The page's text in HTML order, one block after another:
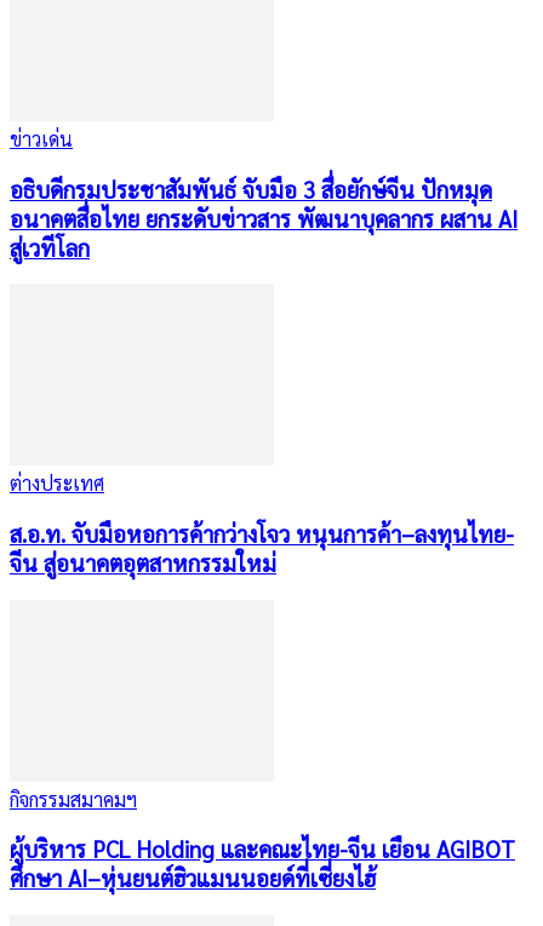
ข่าวเด่น
อธิบดีกรมประชาสัมพันธ์ จับมือ 3 สื่อยักษ์จีน ปักหมุด
อนาคตสื่อไทย ยกระดับข่าวสาร พัฒนาบุคลากร ผสาน AI
สู่เวทีโลก
ต่างประเทศ
ส.อ.ท. จับมือหอการค้ากว่างโจว หนุนการค้า–ลงทุนไทย-
จีน สู่อนาคตอุตสาหกรรมใหม่
กิจกรรมสมาคมฯ
ผู้บริหาร PCL Holding และคณะไทย-จีน เยือน AGIBOT
ศึกษา AI–หุ่นยนต์ฮิวแมนนอยด์ที่เซี่ยงไฮ้